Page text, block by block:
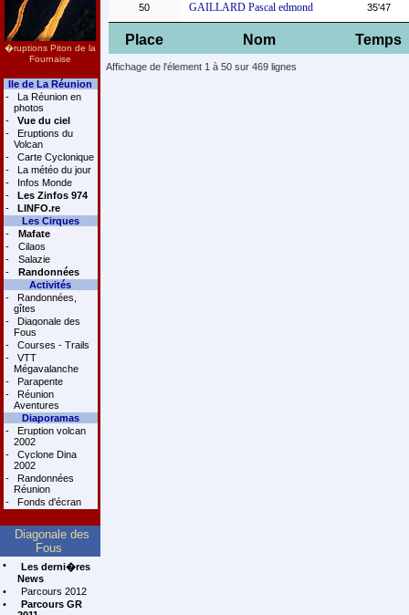
�ruptions Piton de la
Fournaise
Ile de La Réunion
-
La Réunion en
photos
-
Vue du ciel
-
Eruptions du
Volcan
-
Carte Cyclonique
-
La météo du jour
-
Infos Monde
-
Les Zinfos 974
-
LINFO.re
Les Cirques
-
Mafate
-
Cilaos
-
Salazie
-
Randonnées
Activités
-
Randonnées,
gîtes
-
Diagonale des
Fous
-
Courses - Trails
-
VTT
Mégavalanche
-
Parapente
-
Réunion
Aventures
Diaporamas
-
Eruption volcan
2002
-
Cyclone Dina
2002
-
Randonnées
Réunion
-
Fonds d'écran
Diagonale des
Fous
•
Les derni�res
News
•
Parcours 2012
•
Parcours GR
Place Nom Temps
50 GAILLARD Pascal edmond 35'47
Affichage de l'élement 1 à 50 sur 469 lignes